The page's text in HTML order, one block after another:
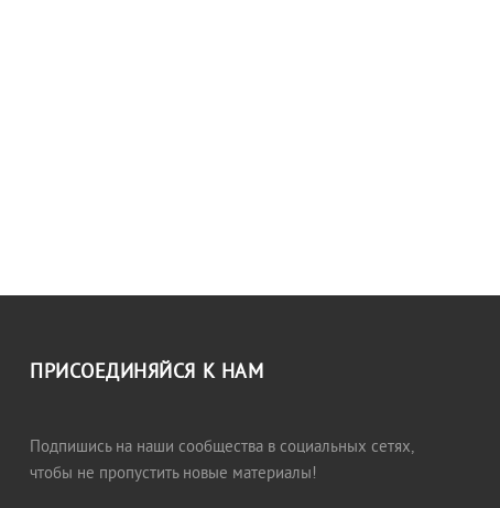
ПРИСОЕДИНЯЙСЯ К НАМ
Подпишись на наши сообщества в социальных сетях,
чтобы не пропустить новые материалы!